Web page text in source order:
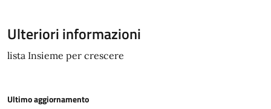
Ulteriori informazioni
lista Insieme per crescere
Ultimo aggiornamento